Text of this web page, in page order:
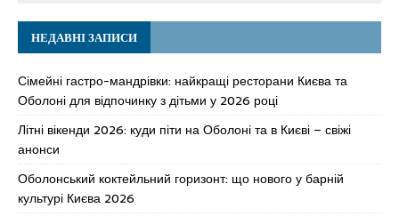
НЕДАВНІ ЗАПИСИ
Сімейні гастро-мандрівки: найкращі ресторани Києва та
Оболоні для відпочинку з дітьми у 2026 році
Літні вікенди 2026: куди піти на Оболоні та в Києві – свіжі
анонси
Оболонський коктейльний горизонт: що нового у барній
культурі Києва 2026